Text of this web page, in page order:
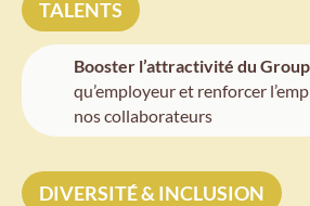
TALENTS
Booster l’attractivité du
qu’employeur et renforcer
nos collaborateurs
DIVERSITÉ & INCLUSION